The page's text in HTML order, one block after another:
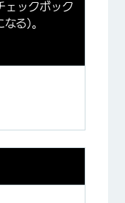
ェックボック
る)。